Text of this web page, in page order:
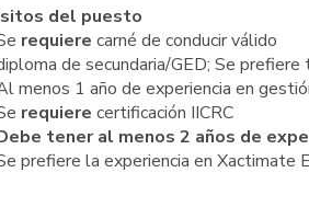
del puesto
requiere carné de conducir válido
de secundaria/GED; Se
menos 1 año de experiencia en
requiere certificación IICRC
tener al menos 2 años de
prefiere la experiencia en Xactimate